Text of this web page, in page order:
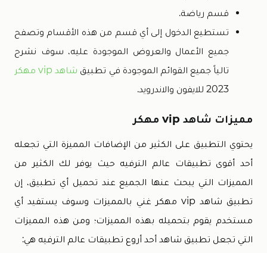
قسم رياضة.
تستطيع الدخول إلى أي قسم من هذه الأقسام وتصفح
جميع الأعمال والعروض الموجودة عليه، سوف نشرح
تالياً جميع القوائم الموجودة في تطبيق شاهد vip مهكر
2023 للايفون والاندرويد.
مميزات شاهد vip مهكر
يحتوي التطبيق على الكثير من الإضافات المميزة التي تجعله
أحد أقوى تطبيقات عالم الترفيه حيث يوفر لك الكثير من
المميزات التي يبحث عنها الجميع عند تحميل أي تطبيق، إن
تطبيق شاهد vip مهكر غني بالمميزات وسوف يستفيد أي
مستخدم يقوم بتحميله بهذه المميزات؛ ومن هذه المميزات
التي تجعل تطبيق شاهد أحد أروع تطبيقات عالم الترفيه هي: